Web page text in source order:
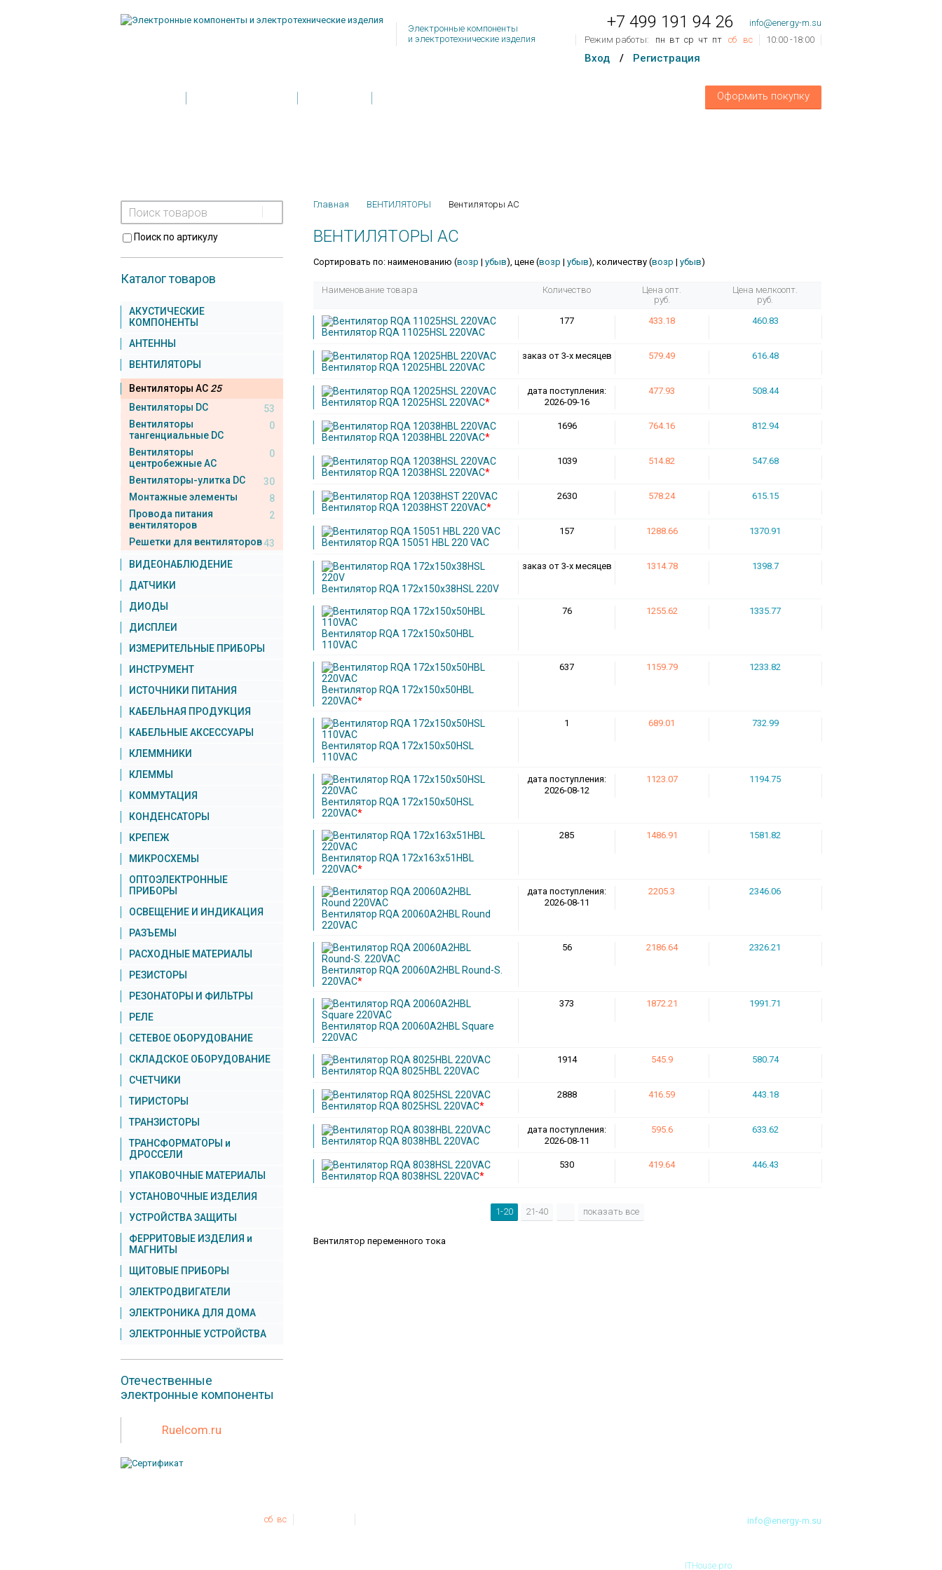
Электронные компоненты
и электротехнические изделия
+7 499 191 94 26
info@energy-m.su
Режим работы:
пн вт ср чт пт сб вс 10:00 -18:00
Вход / Регистрация
Оформить покупку
Поиск по артикулу
Каталог товаров
АКУСТИЧЕСКИЕ
КОМПОНЕНТЫ
АНТЕННЫ
ВЕНТИЛЯТОРЫ
Вентиляторы AC 25
Вентиляторы DC
53
Вентиляторы
тангенциальные DC
0
Вентиляторы
центробежные AC
0
Вентиляторы-улитка DC
30
Монтажные элементы
8
Провода питания
вентиляторов
2
Решетки для вентиляторов43
ВИДЕОНАБЛЮДЕНИЕ
ДАТЧИКИ
ДИОДЫ
ДИСПЛЕИ
ИЗМЕРИТЕЛЬНЫЕ ПРИБОРЫ
ИНСТРУМЕНТ
ИСТОЧНИКИ ПИТАНИЯ
КАБЕЛЬНАЯ ПРОДУКЦИЯ
КАБЕЛЬНЫЕ АКСЕССУАРЫ
КЛЕММНИКИ
КЛЕММЫ
КОММУТАЦИЯ
КОНДЕНСАТОРЫ
КРЕПЕЖ
МИКРОСХЕМЫ
ОПТОЭЛЕКТРОННЫЕ
ПРИБОРЫ
ОСВЕЩЕНИЕ И ИНДИКАЦИЯ
РАЗЪЕМЫ
РАСХОДНЫЕ МАТЕРИАЛЫ
РЕЗИСТОРЫ
РЕЗОНАТОРЫ И ФИЛЬТРЫ
РЕЛЕ
СЕТЕВОЕ ОБОРУДОВАНИЕ
СКЛАДСКОЕ ОБОРУДОВАНИЕ
СЧЕТЧИКИ
ТИРИСТОРЫ
ТРАНЗИСТОРЫ
ТРАНСФОРМАТОРЫ и
ДРОССЕЛИ
УПАКОВОЧНЫЕ МАТЕРИАЛЫ
УСТАНОВОЧНЫЕ ИЗДЕЛИЯ
УСТРОЙСТВА ЗАЩИТЫ
ФЕРРИТОВЫЕ ИЗДЕЛИЯ и
МАГНИТЫ
ЩИТОВЫЕ ПРИБОРЫ
ЭЛЕКТРОДВИГАТЕЛИ
ЭЛЕКТРОНИКА ДЛЯ ДОМА
ЭЛЕКТРОННЫЕ УСТРОЙСТВА
Отечественные
электронные компоненты
Ruelcom.ru
Главная ВЕНТИЛЯТОРЫ Вентиляторы AC
ВЕНТИЛЯТОРЫ AC
Сортировать по: наименованию (возр | убыв), цене (возр | убыв), количеству (возр | убыв)
Наименование товара Количество
Цена опт.
руб.
Цена мелкоопт.
руб.
Вентилятор RQA 11025HSL 220VAC
177 433.18 460.83
Вентилятор RQA 12025HBL 220VAC
заказ от 3-х месяцев 579.49 616.48
Вентилятор RQA 12025HSL 220VAC*
дата поступления:
2026-09-16
477.93 508.44
Вентилятор RQA 12038HBL 220VAC*
1696 764.16 812.94
Вентилятор RQA 12038HSL 220VAC*
1039 514.82 547.68
Вентилятор RQA 12038HST 220VAC*
2630 578.24 615.15
Вентилятор RQA 15051 HBL 220 VAC
157 1288.66 1370.91
Вентилятор RQA 172x150x38HSL 220V
заказ от 3-х месяцев 1314.78 1398.7
Вентилятор RQA 172x150x50HBL
110VAC
76 1255.62 1335.77
Вентилятор RQA 172x150x50HBL
220VAC*
637 1159.79 1233.82
Вентилятор RQA 172x150x50HSL
110VAC
1 689.01 732.99
Вентилятор RQA 172x150x50HSL
220VAC*
дата поступления:
2026-08-12
1123.07 1194.75
Вентилятор RQA 172x163x51HBL
220VAC*
285 1486.91 1581.82
Вентилятор RQA 20060A2HBL Round
220VAC
дата поступления:
2026-08-11
2205.3 2346.06
Вентилятор RQA 20060A2HBL Round-S.
220VAC*
56 2186.64 2326.21
Вентилятор RQA 20060A2HBL Square
220VAC
373 1872.21 1991.71
Вентилятор RQA 8025HBL 220VAC
1914 545.9 580.74
Вентилятор RQA 8025HSL 220VAC*
2888 416.59 443.18
Вентилятор RQA 8038HBL 220VAC
дата поступления:
2026-08-11
595.6 633.62
Вентилятор RQA 8038HSL 220VAC*
530 419.64 446.43
1-20 21-40 показать все
Вентилятор переменного тока
info@energy-m.su
сб вс
ITHouse.pro